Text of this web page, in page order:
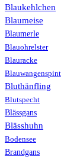
Blaukehlchen
Blaumeise
Blaumerle
Blauohrelster
Blauracke
Blauwangenspint
Bluthänfling
Blutspecht
Blässgans
Blässhuhn
Bodensee
Brandgans